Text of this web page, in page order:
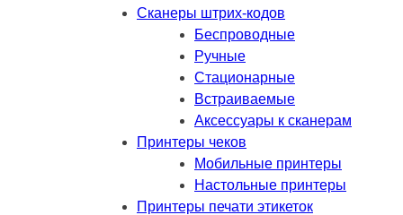
Сканеры штрих-кодов
Беспроводные
Ручные
Стационарные
Встраиваемые
Аксессуары к сканерам
Принтеры чеков
Мобильные принтеры
Настольные принтеры
Принтеры печати этикеток